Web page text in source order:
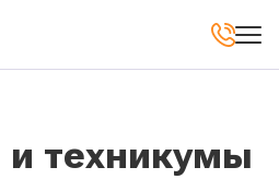
и техникумы